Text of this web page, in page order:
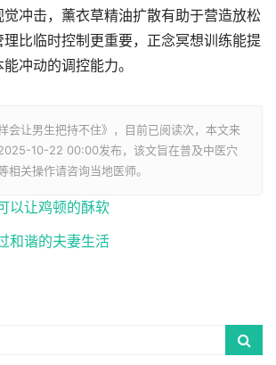
冲击，薰衣草精油扩散有助于营造放松
比临时控制更重要，正念冥想训练能提
冲动的调控能力。
会让男生把持不住》，目前已阅读次，本文来
10-22 00:00发布，该文旨在普及中医穴
相关操作请咨询当地医师。
以让鸡顿的酥软
和谐的夫妻生活